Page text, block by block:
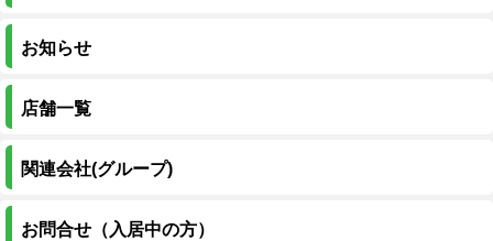
お知らせ
店舗一覧
関連会社(グループ)
お問合せ（入居中の方）